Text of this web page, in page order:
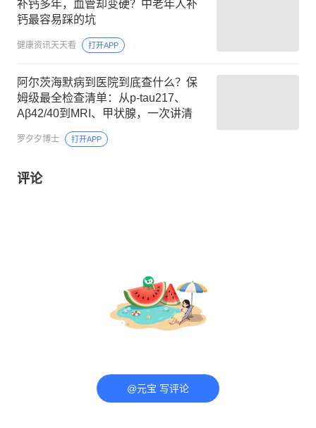
补钙多年，血管却变硬？中老年人补
钙最容易踩的坑
健康资讯天天看 打开APP
阿尔茨海默病到医院到底查什么？保
姆级最全检查清单：从p-tau217、
Aβ42/40到MRI、甲状腺，一次讲清
罗夕夕博士 打开APP
评论
@元宝 写评论